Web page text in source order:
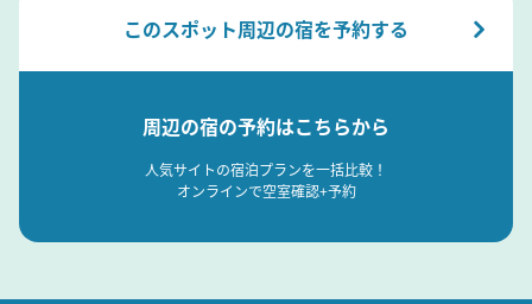
このスポット周辺の宿を予約する
周辺の宿の予約はこちらから
人気サイトの宿泊プランを一括比較！
オンラインで空室確認+予約